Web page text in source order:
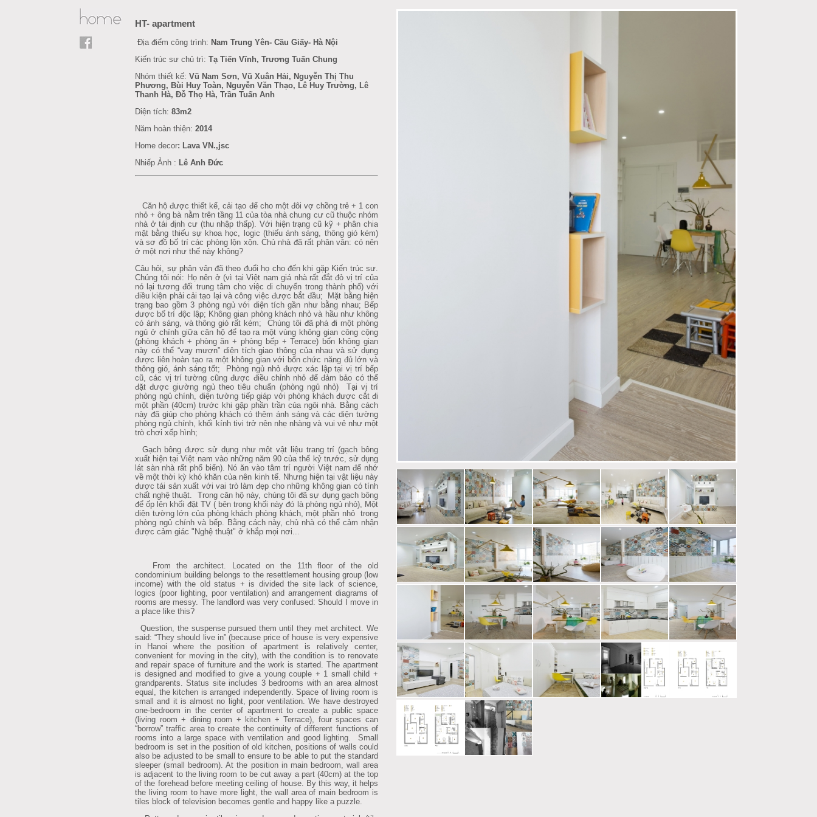
HT- apartment
Địa điểm công trình: Nam Trung Yên- Cầu Giấy- Hà Nội
Kiến trúc sư chủ trì: Tạ Tiến Vĩnh, Trương Tuấn Chung
Nhóm thiết kế: Vũ Nam Sơn, Vũ Xuân Hải, Nguyễn Thị Thu
Phương, Bùi Huy Toàn, Nguyễn Văn Thạo, Lê Huy Trường, Lê
Thanh Hà, Đỗ Thọ Hà, Trần Tuấn Anh
Diện tích: 83m2
Năm hoàn thiện: 2014
Home decor: Lava VN.,jsc
Nhiếp Ảnh : Lê Anh Đức
Căn hộ được thiết kế, cải tạo để cho một đôi vợ chồng trẻ + 1 con
nhỏ + ông bà nằm trên tầng 11 của tòa nhà chung cư cũ thuộc nhóm
nhà ở tái định cư (thu nhập thấp). Với hiện trạng cũ kỹ + phân chia
mặt bằng thiếu sự khoa học, logic (thiếu ánh sáng, thông gió kém)
và sơ đồ bố trí các phòng lộn xộn. Chủ nhà đã rất phân vân: có nên
ở một nơi như thế này không?
Câu hỏi, sự phân vân đã theo đuổi họ cho đến khi gặp Kiến trúc sư.
Chúng tôi nói: Họ nên ở (vì tại Việt nam giá nhà rất đắt đỏ vị trí của
nó lại tương đối trung tâm cho việc di chuyển trong thành phố) với
điều kiện phải cải tạo lại và công việc được bắt đầu; Mặt bằng hiện
trạng bao gồm 3 phòng ngủ với diện tích gần như bằng nhau; Bếp
được bố trí độc lập; Không gian phòng khách nhỏ và hầu như không
có ánh sáng, và thông gió rất kém; Chúng tôi đã phá đi một phòng
ngủ ở chính giữa căn hộ để tạo ra một vùng không gian công cộng
(phòng khách + phòng ăn + phòng bếp + Terrace) bốn không gian
này có thể “vay mượn” diện tích giao thông của nhau và sử dụng
được liên hoàn tạo ra một không gian với bốn chức năng đủ lớn và
thông gió, ánh sáng tốt; Phòng ngủ nhỏ được xác lập tại vị trí bếp
cũ, các vị trí tường cũng được điều chỉnh nhỏ để đảm bảo có thể
đặt được giường ngủ theo tiêu chuẩn (phòng ngủ nhỏ) Tại vị trí
phòng ngủ chính, diện tường tiếp giáp với phòng khách được cắt đi
một phần (40cm) trước khi gặp phần trần của ngôi nhà. Bằng cách
này đã giúp cho phòng khách có thêm ánh sáng và các diện tường
phòng ngủ chính, khối kính tivi trở nên nhẹ nhàng và vui vẻ như một
trò chơi xếp hình;
Gạch bông được sử dụng như một vật liệu trang trí (gạch bông
xuất hiện tại Việt nam vào những năm 90 của thế kỷ trước, sử dụng
lát sàn nhà rất phổ biến). Nó ăn vào tâm trí người Việt nam để nhớ
về một thời kỳ khó khăn của nên kinh tế. Nhưng hiện tại vật liệu này
được tái sản xuất với vai trò làm đẹp cho những không gian có tính
chất nghệ thuật. Trong căn hộ này, chúng tôi đã sự dụng gạch bông
để ốp lên khối đặt TV ( bên trong khối này đó là phòng ngủ nhỏ), Một
diện tường lớn của phòng khách phòng khách, một phần nhỏ trong
phòng ngủ chính và bếp. Bằng cách này, chủ nhà có thể cảm nhận
được cảm giác "Nghệ thuật" ở khắp mọi nơi...
From the architect. Located on the 11th floor of the old
condominium building belongs to the resettlement housing group (low
income) with the old status + is divided the site lack of science,
logics (poor lighting, poor ventilation) and arrangement diagrams of
rooms are messy. The landlord was very confused: Should I move in
a place like this?
Question, the suspense pursued them until they met architect. We
said: “They should live in” (because price of house is very expensive
in Hanoi where the position of apartment is relatively center,
convenient for moving in the city), with the condition is to renovate
and repair space of furniture and the work is started. The apartment
is designed and modified to give a young couple + 1 small child +
grandparents. Status site includes 3 bedrooms with an area almost
equal, the kitchen is arranged independently. Space of living room is
small and it is almost no light, poor ventilation. We have destroyed
one-bedroom in the center of apartment to create a public space
(living room + dining room + kitchen + Terrace), four spaces can
“borrow” traffic area to create the continuity of different functions of
rooms into a large space with ventilation and good lighting. Small
bedroom is set in the position of old kitchen, positions of walls could
also be adjusted to be small to ensure to be able to put the standard
sleeper (small bedroom). At the position in main bedroom, wall area
is adjacent to the living room to be cut away a part (40cm) at the top
of the forehead before meeting ceiling of house. By this way, it helps
the living room to have more light, the wall area of main bedroom is
tiles block of television becomes gentle and happy like a puzzle.